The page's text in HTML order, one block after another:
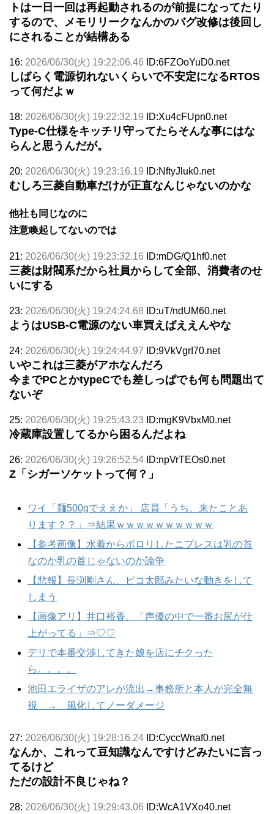
トは一日一回は再起動されるのが前提になってたり
するので、メモリリークなんかのバグ改修は後回し
にされることが結構ある
16: 2026/06/30(火) 19:22:06.46 ID:6FZOoYuD0.net
しばらく電源切れないくらいで不安定になるRTOS
って何だよｗ
18: 2026/06/30(火) 19:22:32.19 ID:Xu4cFUpn0.net
Type-C仕様をキッチリ守ってたらそんな事にはな
らんと思うんだが。
20: 2026/06/30(火) 19:23:16.19 ID:NftyJluk0.net
むしろ三菱自動車だけが正直なんじゃないのかな
他社も同じなのに
注意喚起してないのでは
21: 2026/06/30(火) 19:23:32.16 ID:mDG/Q1hf0.net
三菱は財閥系だから社員からして全部、消費者のせ
いにする
23: 2026/06/30(火) 19:24:24.68 ID:uT/ndUM60.net
ようはUSB-C電源のない車買えばええんやな
24: 2026/06/30(火) 19:24:44.97 ID:9VkVgrI70.net
いやこれは三菱がアホなんだろ
今までPCとかtypeCでも差しっぱでも何も問題出て
ないぞ
25: 2026/06/30(火) 19:25:43.23 ID:mgK9VbxM0.net
冷蔵庫設置してるから困るんだよね
26: 2026/06/30(火) 19:26:52.54 ID:npVrTEOs0.net
Z「シガーソケットって何？」
ワイ「麺500gでええか」 店員「うち、来たことあ
ります？？」⇒結果ｗｗｗｗｗｗｗｗｗｗ
【参考画像】水着からポロリしたニプレスは乳の首
なのか乳の首じゃないのか論争
【悲報】長渕剛さん、ピコ太郎みたいな動きをして
しまう
【画像アリ】井口裕香、「声優の中で一番お尻が仕
上がってる」⇒♡♡
デリで本番交渉してきた娘を店にチクった
ら。。。。
池田エライザのアレが流出→事務所と本人が完全無
視 → 風化してノーダメージ
27: 2026/06/30(火) 19:28:16.24 ID:CyccWnaf0.net
なんか、これって豆知識なんですけどみたいに言っ
てるけど
ただの設計不良じゃね？
28: 2026/06/30(火) 19:29:43.06 ID:WcA1VXo40.net